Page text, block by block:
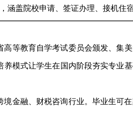
涵盖院校申请、签证办理、接机住
等教育自学考试委员会颁发、集
模式让学生在国内阶段夯实专业
金融、财税咨询行业。毕业生可